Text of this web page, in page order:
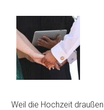
Weil die Hochzeit